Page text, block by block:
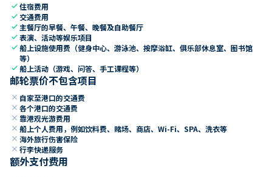
check住宿费用
check 交通费用
check 主餐厅的早餐、午餐、晚餐及自助餐厅
check表演、活动等娱乐项目
check船上设施使用费（健身中心、游泳池、按摩浴缸、俱乐部休息室、图书馆
等）
check船上活动（游戏、问答、手工课程等）
邮轮票价不包含项目
close 自家至港口的交通费
close 各个港口的交通费
close 靠港观光游费用
close 船上个人费用，例如饮料费、赌场、商店、Wi-Fi、SPA、洗衣等
close 海外旅行伤害保险
close 行李快递服务
额外支付费用